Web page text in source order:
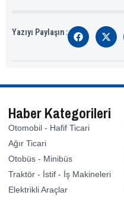
Yazıyı Paylaşın :
Haber Kategorileri
Otomobil - Hafif Ticari
Ağır Ticari
Otobüs - Minibüs
Traktör - İstif - İş Makineleri
Elektrikli Araçlar